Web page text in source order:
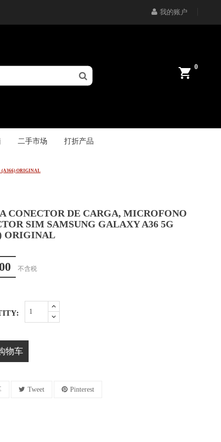
我的账户
0
二手市场 打折产品
(A366) ORIGINAL
CONECTOR DE CARGA, MICROFONO
SIM SAMSUNG GALAXY A36 5G
ORIGINAL
不含税
物车
Tweet Pinterest